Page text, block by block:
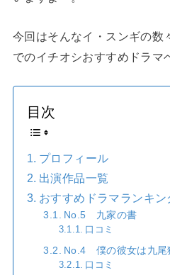
今回はそんなイ・スンギの数
でのイチオシおすすめドラマ
目次
プロフィール
出演作品一覧
おすすめドラマランキン
No.5 九家の書
口コミ
No.4 僕の彼女は九尾
口コミ